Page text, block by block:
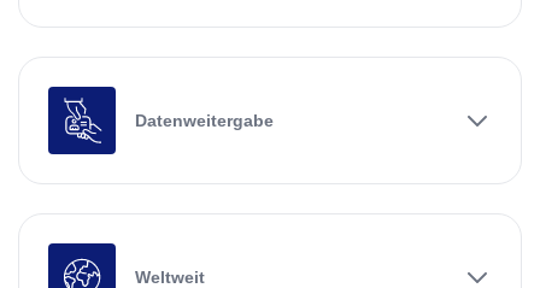
Datenweitergabe
Weltweit